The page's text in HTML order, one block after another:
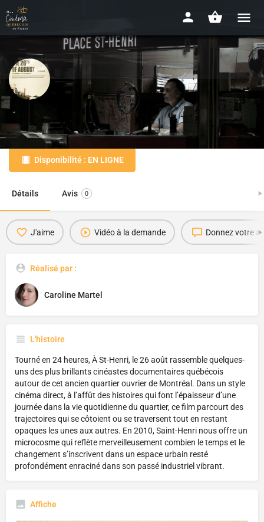
À St-Henri, le 26 août
2011 - 1h25
Disponibilité : EN LIGNE
Détails Avis 0
J'aime Vidéo à la demande Donnez votre
Réalisé par :
Caroline Martel
L'histoire
Tourné en 24 heures, À St-Henri, le 26 août rassemble quelques-
uns des plus brillants cinéastes documentaires québécois
autour de cet ancien quartier ouvrier de Montréal. Dans un style
cinéma direct, à l’affût des histoires qui font l’épaisseur d’une
journée dans la vie quotidienne du quartier, ce film parcourt des
trajectoires qui se côtoient ou se traversent tout en restant
opaques les unes aux autres. En 2010, Saint-Henri nous offre un
microcosme qui reflète merveilleusement combien le temps et le
changement s’inscrivent dans un espace urbain resté
profondément enraciné dans son passé industriel vibrant.
Affiche